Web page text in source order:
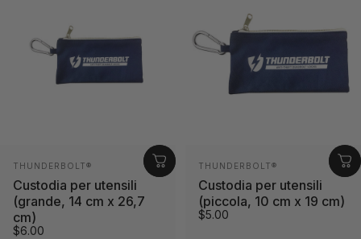
Fornitore:
THUNDERBOLT®
Custodia per utensili
(grande, 14 cm x 26,7
cm)
$6.00
Fornitore:
THUNDERBOLT®
Custodia per utensili
(piccola, 10 cm x 19 cm)
$5.00